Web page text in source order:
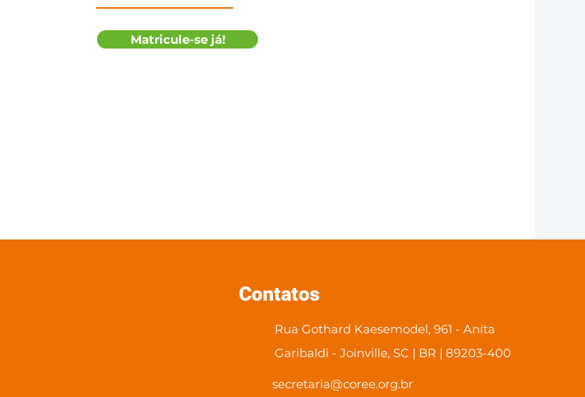
Matricule-se já!
Contatos
Rua Gothard Kaesemodel, 961 - Anita
Garibaldi - Joinville, SC | BR | 89203-400
secretaria@coree.org.br